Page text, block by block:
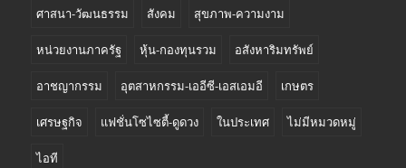
ศาสนา-วัฒนธรรม สังคม สุขภาพ-ความงาม
หน่วยงานภาครัฐ หุ้น-กองทุนรวม อสังหาริมทรัพย์
อาชญากรรม อุตสาหกรรม-เออีซี-เอสเอมอี เกษตร
เศรษฐกิจ แฟชั่นโซไซตี้-ดูดวง ในประเทศ ไม่มีหมวดหมู่
ไอที